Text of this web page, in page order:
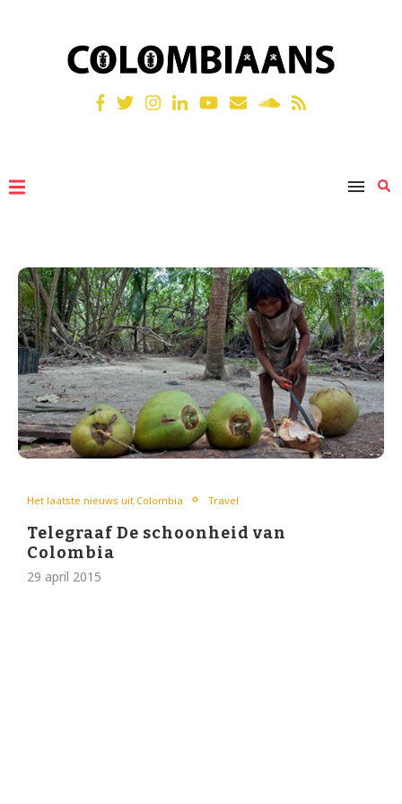
Het laatste nieuws uit Colombia Travel
Telegraaf De schoonheid van
Colombia
29 april 2015